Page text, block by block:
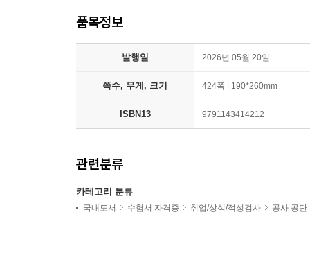
품목정보
발행일 2026년 05월 20일
쪽수, 무게, 크기 424쪽 | 190*260mm
ISBN13 9791143414212
관련분류
카테고리 분류
국내도서 수험서 자격증 취업/상식/적성검사 공사 공단